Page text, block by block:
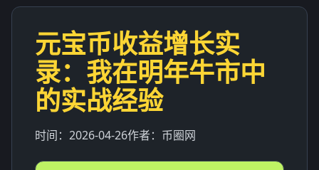
元宝币收益增长实
录：我在明年牛市中
的实战经验
时间： 2026-04-26作者： 币圈网